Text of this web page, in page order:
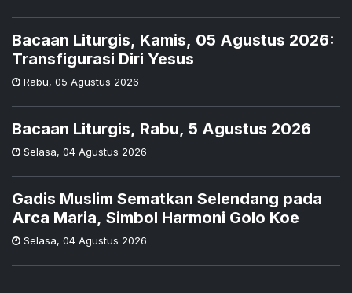
Bacaan Liturgis, Kamis, 05 Agustus 2026:
Transfigurasi Diri Yesus
Rabu, 05 Agustus 2026
Bacaan Liturgis, Rabu, 5 Agustus 2026
Selasa, 04 Agustus 2026
Gadis Muslim Sematkan Selendang pada
Arca Maria, Simbol Harmoni Golo Koe
Selasa, 04 Agustus 2026